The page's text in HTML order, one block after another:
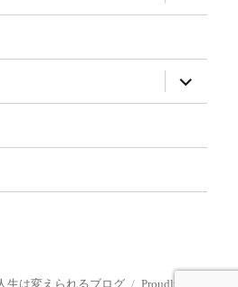
ー
開
メ
ー
を
展
開
ブ
メ
ー
開
生は変えられるブログ Proudly